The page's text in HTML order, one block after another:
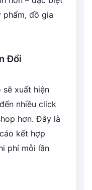
phẩm, đồ gia
Đổi
sẽ xuất hiện
nhiều click
hơn. Đây là
kết hợp
phí mỗi lần